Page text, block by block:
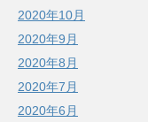
2020年10月
2020年9月
2020年8月
2020年7月
2020年6月